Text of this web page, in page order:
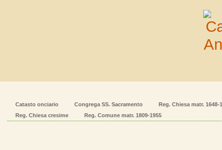
Catasto onciario Congrega SS. Sacramento
Reg. Chiesa matr. 1648-
Reg. Chiesa cresime
Reg. Comune matr. 1809-1955